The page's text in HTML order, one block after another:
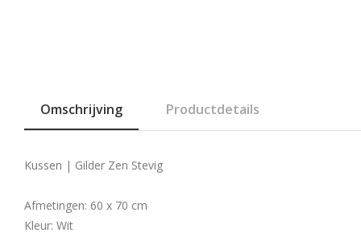
Omschrijving Productdetails
Kussen | Gilder Zen Stevig
Afmetingen: 60 x 70 cm
Kleur: Wit